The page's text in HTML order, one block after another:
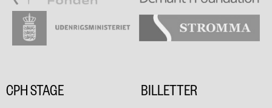
CPH STAGE BILLETTER